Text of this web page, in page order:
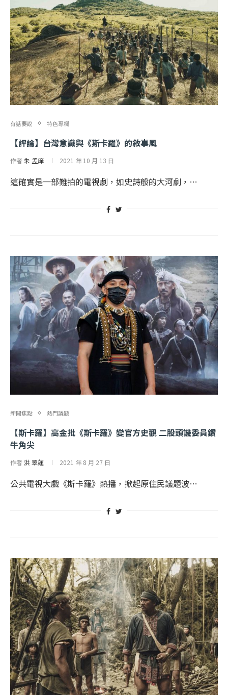
有話要說 特色專欄
【評論】台灣意識與《斯卡羅》的敘事風
作者朱 孟庠 2021 年 10 月 13 日
這確實是一部難拍的電視劇，如史詩般的大河劇，…
新聞焦點 熱門議題
【斯卡羅】高金批《斯卡羅》變官方史觀 二股頭譏委員鑽
牛角尖
作者洪 翠蓮 2021 年 8 月 27 日
公共電視大戲《斯卡羅》熱播，掀起原住民議題波…